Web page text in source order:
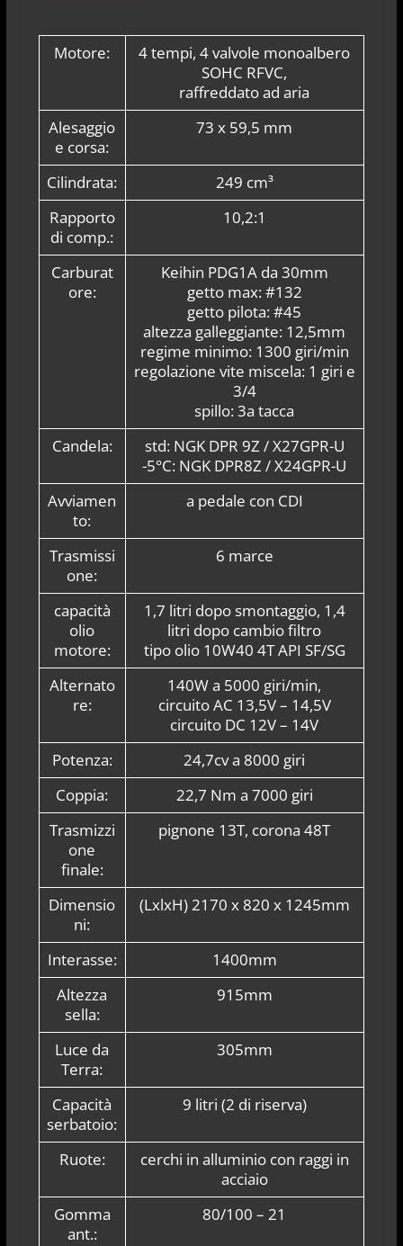
Motore:
4 tempi, 4 valvole monoalbero
SOHC RFVC,
raffreddato ad aria
Alesaggio
e corsa:
73 x 59,5 mm
Cilindrata:
249 cm³
Rapporto
di comp.:
10,2:1
Carburat
ore:
Keihin PDG1A da 30mm
getto max: #132
getto pilota: #45
altezza galleggiante: 12,5mm
regime minimo: 1300 giri/min
regolazione vite miscela: 1 giri e
3/4
spillo: 3a tacca
Candela:
std: NGK DPR 9Z / X27GPR-U
-5°C: NGK DPR8Z / X24GPR-U
Avviamen
to:
a pedale con CDI
Trasmissi
one:
6 marce
capacità
olio
motore:
1,7 litri dopo smontaggio, 1,4
litri dopo cambio filtro
tipo olio 10W40 4T API SF/SG
Alternato
re:
140W a 5000 giri/min,
circuito AC 13,5V – 14,5V
circuito DC 12V – 14V
Potenza:
24,7cv a 8000 giri
Coppia:
22,7 Nm a 7000 giri
Trasmizzi
one
finale:
pignone 13T, corona 48T
Dimensio
ni:
(LxlxH) 2170 x 820 x 1245mm
Interasse:
1400mm
Altezza
sella:
915mm
Luce da
Terra:
305mm
Capacità
serbatoio:
9 litri (2 di riserva)
Ruote:
cerchi in alluminio con raggi in
acciaio
Gomma
ant.:
80/100 – 21